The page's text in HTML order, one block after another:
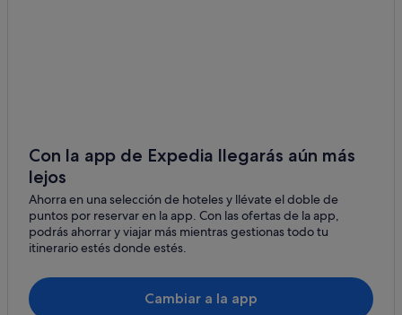
Hoteles baratos en Marrakech
Riads en Marrakech
Agafay hoteles
Youssoufia hoteles
Campings de caravanas en Marrakech
Hoteles boutique en Marrakech
Con la app de Expedia llegarás aún más
lejos
Ahorra en una selección de hoteles y llévate el doble de
puntos por reservar en la app. Con las ofertas de la app,
podrás ahorrar y viajar más mientras gestionas todo tu
itinerario estés donde estés.
Cambiar a la app